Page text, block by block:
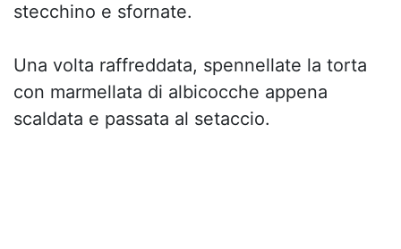
stecchino e sfornate.
Una volta raffreddata, spennellate la torta
con marmellata di albicocche appena
scaldata e passata al setaccio.